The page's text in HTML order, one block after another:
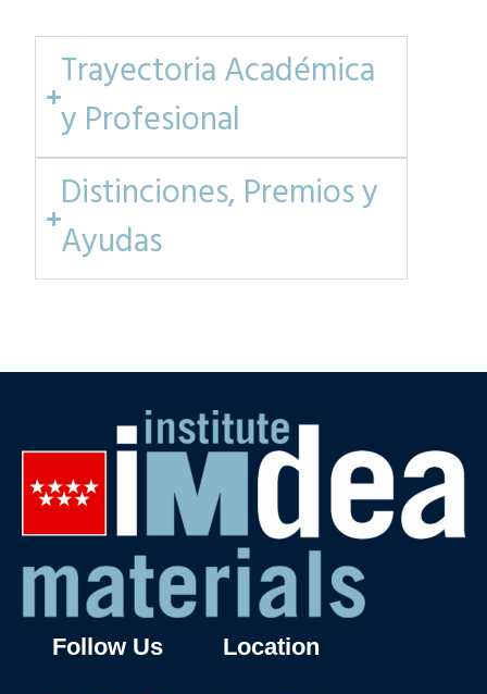
Trayectoria Académica
y Profesional
Distinciones, Premios y
Ayudas
Follow Us Location